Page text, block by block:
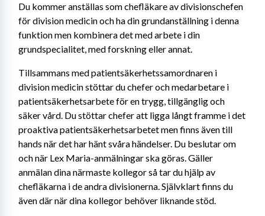
Du kommer anställas som chefläkare av divisionschefen
för division medicin och ha din grundanställning i denna
funktion men kombinera det med arbete i din
grundspecialitet, med forskning eller annat.
Tillsammans med patientsäkerhetssamordnaren i
division medicin stöttar du chefer och medarbetare i
patientsäkerhetsarbete för en trygg, tillgänglig och
säker vård. Du stöttar chefer att ligga långt framme i det
proaktiva patientsäkerhetsarbetet men finns även till
hands när det har hänt svåra händelser. Du beslutar om
och när Lex Maria-anmälningar ska göras. Gäller
anmälan dina närmaste kollegor så tar du hjälp av
chefläkarna i de andra divisionerna. Självklart finns du
även där när dina kollegor behöver liknande stöd.